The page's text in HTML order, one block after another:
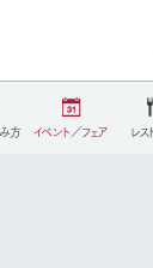
方 イベント／フェア レス